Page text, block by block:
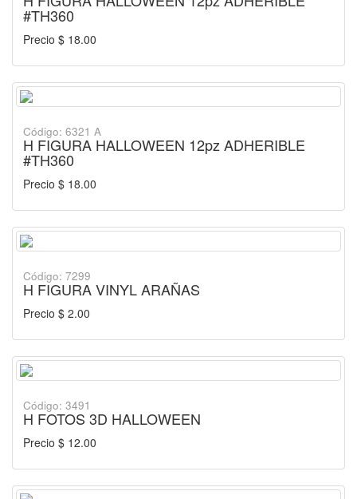
#TH360
Precio $ 18.00
Código: 6321 A
H FIGURA HALLOWEEN 12pz ADHERIBLE
#TH360
Precio $ 18.00
Código: 7299
H FIGURA VINYL ARAÑAS
Precio $ 2.00
Código: 3491
H FOTOS 3D HALLOWEEN
Precio $ 12.00